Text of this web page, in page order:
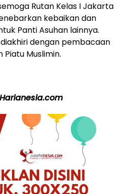
Rutan Kelas I Jakarta
kebaikan dan
Panti Asuhan lainnya.
dengan pembacaan
Piatu Muslimin.